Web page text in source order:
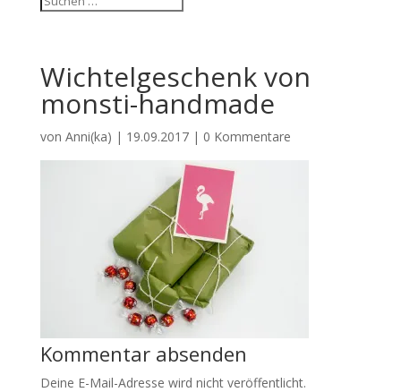
Wichtelgeschenk von
monsti-handmade
von Anni(ka) | 19.09.2017| 0 Kommentare
Kommentar absenden
Deine E-Mail-Adresse wird nicht veröffentlicht.